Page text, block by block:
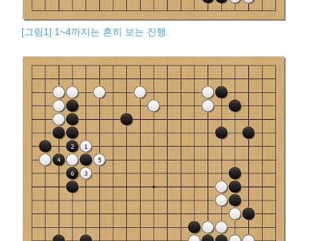
[그림1] 1~4까지는 흔히 보는 진행.